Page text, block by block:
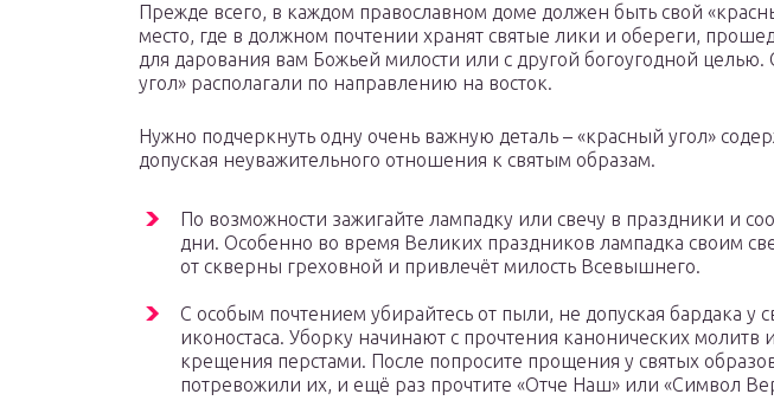
Прежде всего, в каждом православном доме должен быть свой
место, где в должном почтении хранят святые лики и обереги,
для дарования вам Божьей милости или с другой богоугодной
угол» располагали по направлению на восток.
Нужно подчеркнуть одну очень важную деталь – «красный угол»
допуская неуважительного отношения к святым образам.
По возможности зажигайте лампадку или свечу в праздники и
дни. Особенно во время Великих праздников лампадка своим
от скверны греховной и привлечёт милость Всевышнего.
С особым почтением убирайтесь от пыли, не допуская бардака у
иконостаса. Уборку начинают с прочтения канонических молитв
крещения перстами. После попросите прощения у святых образов
потревожили их, и ещё раз прочтите «Отче Наш» или «Символ